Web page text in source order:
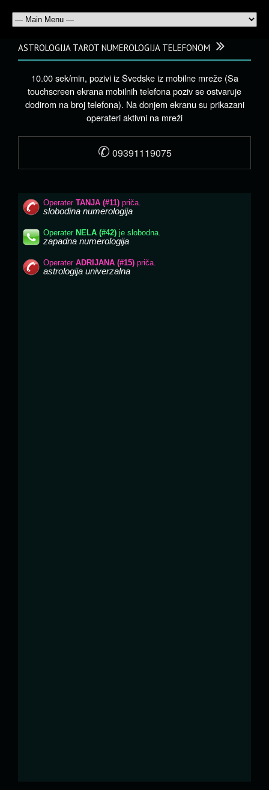
ASTROLOGIJA TAROT NUMEROLOGIJA TELEFONOM
10.00 sek/min, pozivi iz Švedske iz mobilne mreže (Sa
touchscreen ekrana mobilnih telefona poziv se ostvaruje
dodirom na broj telefona). Na donjem ekranu su prikazani
operateri aktivni na mreži
✆ 09391119075